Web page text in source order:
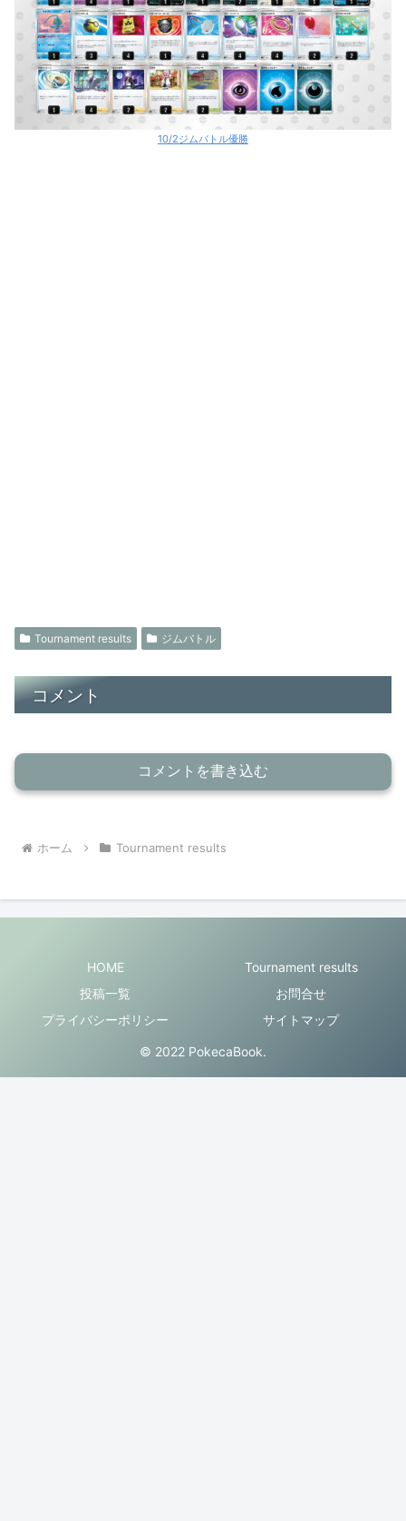
10/2ジムバトル優勝
Tournament results ジムバトル
コメント
コメントを書き込む
ホーム Tournament results
HOME
Tournament results
投稿一覧
お問合せ
プライバシーポリシー
サイトマップ
© 2022 PokecaBook.